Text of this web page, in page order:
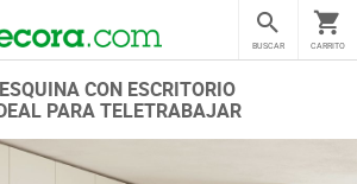
CARRITO
BUSCAR
CON ESCRITORIO
PARA TELETRABAJAR